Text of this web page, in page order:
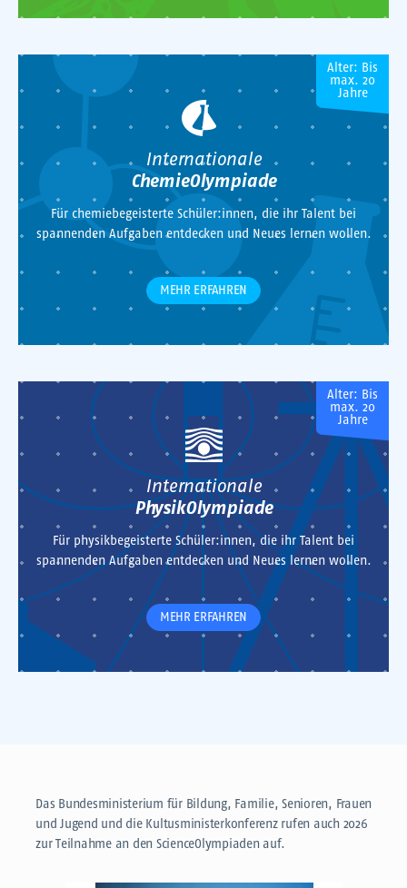
Alter: Bis
max. 20
Jahre
Internationale
ChemieOlympiade
Für chemiebegeisterte Schüler:innen, die ihr Talent bei
spannenden Aufgaben entdecken und Neues lernen wollen.
MEHR ERFAHREN
Alter: Bis
max. 20
Jahre
Internationale
PhysikOlympiade
Für physikbegeisterte Schüler:innen, die ihr Talent bei
spannenden Aufgaben entdecken und Neues lernen wollen.
MEHR ERFAHREN
Das Bundesministerium für Bildung, Familie, Senioren, Frauen
und Jugend und die Kultusministerkonferenz rufen auch 2026
zur Teilnahme an den ScienceOlympiaden auf.